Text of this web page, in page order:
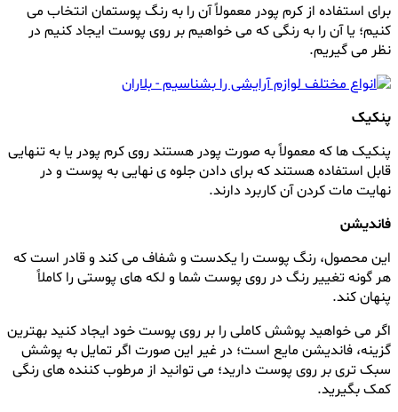
برای استفاده از کرم پودر معمولاً آن را به رنگ پوستمان انتخاب می
کنیم؛ یا آن را به رنگی که می خواهیم بر روی پوست ایجاد کنیم در
نظر می گیریم.
پنکیک
پنکیک ها که معمولاً به صورت پودر هستند روی کرم پودر یا به تنهایی
قابل استفاده هستند که برای دادن جلوه ی نهایی به پوست و در
نهایت مات کردن آن کاربرد دارند.
فاندیشن
این محصول، رنگ پوست را یکدست و شفاف می کند و قادر است که
هر گونه تغییر رنگ در روی پوست شما و لکه های پوستی را کاملاً
پنهان کند.
اگر می خواهید پوشش کاملی را بر روی پوست خود ایجاد کنید بهترین
گزینه، فاندیشن مایع است؛ در غیر این صورت اگر تمایل به پوشش
سبک تری بر روی پوست دارید؛ می توانید از مرطوب کننده های رنگی
کمک بگیرید.